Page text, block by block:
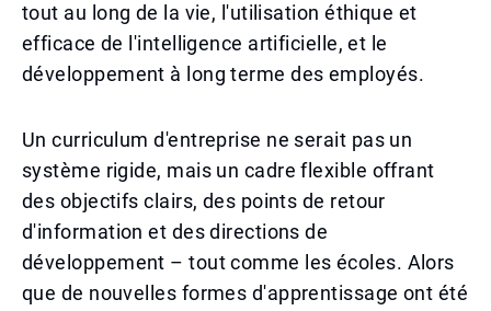
tout au long de la vie, l'utilisation éthique et
efficace de l'intelligence artificielle, et le
développement à long terme des employés.
Un curriculum d'entreprise ne serait pas un
système rigide, mais un cadre flexible offrant
des objectifs clairs, des points de retour
d'information et des directions de
développement – tout comme les écoles. Alors
que de nouvelles formes d'apprentissage ont été